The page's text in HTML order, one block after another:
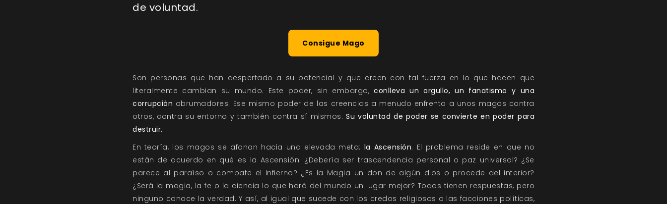
de voluntad.
Consigue Mago
Son personas que han despertado a su potencial y que creen con tal fuerza en lo que hacen que
literalmente cambian su mundo. Este poder, sin embargo,conlleva un orgullo, un fanatismo y una
corrupción abrumadores. Ese mismo poder de las creencias a menudo enfrenta a unos magos contra
otros, contra su entorno y también contra sí mismos.Su voluntad de poder se convierte en poder para
destruir.
En teoría, los magos se afanan hacia una elevada meta: la Ascensión. El problema reside en que no
están de acuerdo en qué es la Ascensión. ¿Debería ser trascendencia personal o paz universal? ¿Se
parece al paraíso o combate el Infierno? ¿Es la Magia un don de algún dios o procede del interior?
¿Será la magia, la fe o la ciencia lo que hará del mundo un lugar mejor? Todos tienen respuestas, pero
ninguno conoce la verdad. Y así, al igual que sucede con los credos religiosos o las facciones políticas,